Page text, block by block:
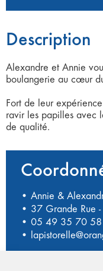
Description
Alexandre et Annie
boulangerie au cœur
Fort de leur
ravir les papilles avec
de qualité.
• Annie &
• 37 Grande Rue
• 05 49 35 70 58
•